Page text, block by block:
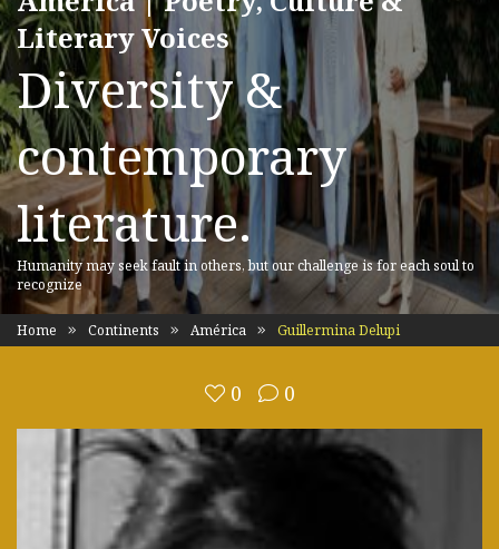
Literary Voices
Diversity &
contemporary
literature.
Humanity may seek fault in others, but our challenge is for each soul to
recognize
Home Continents América Guillermina Delupi
0 0